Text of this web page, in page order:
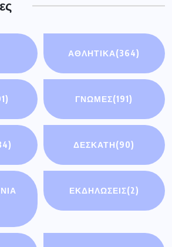
ΑΘΛΗΤΙΚΑ(364)
ΓΝΩΜΕΣ(191)
ΔΕΣΚΑΤΗ(90)
ΕΚΔΗΛΩΣΕΙΣ(2)